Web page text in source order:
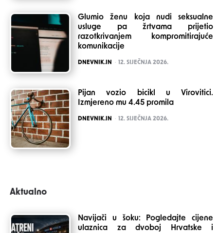
Glumio ženu koja nudi seksualne
usluge pa žrtvama prijetio
razotkrivanjem kompromitirajuće
komunikacije
POSTED
DNEVNIK.IN 12. SIJEČNJA 2026.
Pijan vozio bicikl u Virovitici.
Izmjereno mu 4.45 promila
POSTED
DNEVNIK.IN 12. SIJEČNJA 2026.
Aktualno
Navijači u šoku: Pogledajte cijene
ulaznica za dvoboj Hrvatske i